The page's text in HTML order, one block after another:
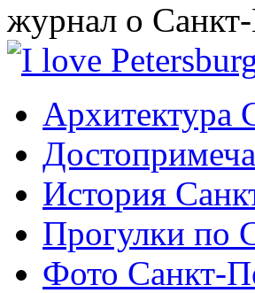
журнал о
Архитектура
История
Прогулки по
Фото Санкт-